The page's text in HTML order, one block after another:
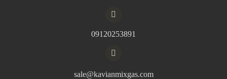
09120253891
sale@kavianmixgas.com